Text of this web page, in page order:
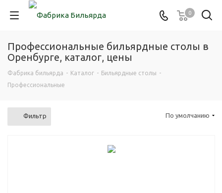
0
Профессиональные бильярдные столы в
Оренбурге, каталог, цены
Фабрика бильярда - Каталог - Бильярдные столы -
Профессиональные
Фильтр По умолчанию